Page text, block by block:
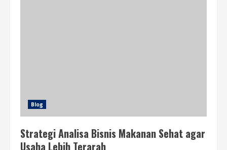
Blog
Strategi Analisa Bisnis Makanan Sehat agar
Usaha Lebih Terarah